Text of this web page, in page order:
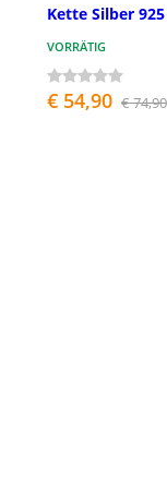
Kette Silber
VORRÄTIG
€ 54,90 € 74,90